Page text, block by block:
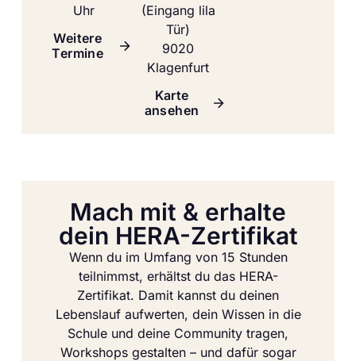
Uhr
Weitere
Termine
(Eingang lila
Tür)
9020
Klagenfurt
Karte
ansehen
Mach mit & erhalte
dein HERA-Zertifikat
Wenn du im Umfang von 15 Stunden
teilnimmst, erhältst du das HERA-
Zertifikat. Damit kannst du deinen
Lebenslauf aufwerten, dein Wissen in die
Schule und deine Community tragen,
Workshops gestalten – und dafür sogar